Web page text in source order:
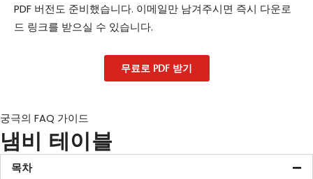
PDF 버전도 준비했습니다. 이메일만 남겨주시면 즉시 다운로
드 링크를 받으실 수 있습니다.
무료로 PDF 받기
궁극의 FAQ 가이드
냄비 테이블
목차